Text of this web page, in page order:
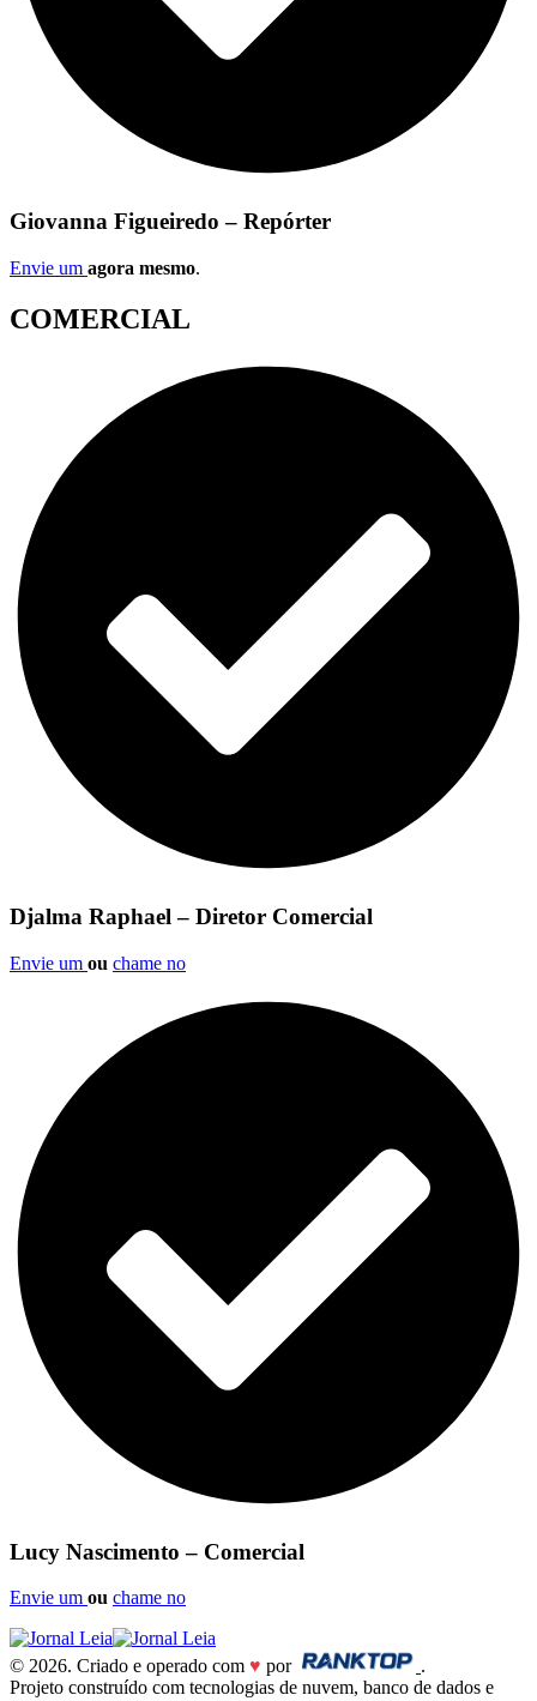
Giovanna Figueiredo – Repórter
Envie um agora mesmo.
COMERCIAL
Djalma Raphael – Diretor Comercial
Envie um ou chame no
Lucy Nascimento – Comercial
Envie um ou chame no
© 2026. Criado e operado com ♥ por
.
Projeto construído com tecnologias de nuvem, banco de dados e